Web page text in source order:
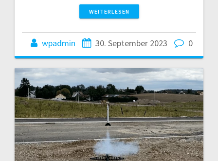
WEITERLESEN
wpadmin 30. September 2023 0